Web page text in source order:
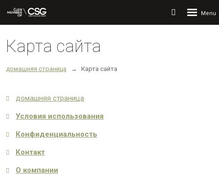
Vyhledávání
Rozbalení
Карта сайта
домашняя страница Карта сайта
домашняя страница
Условия использования
Конфиденциальность
Контакт
О компании